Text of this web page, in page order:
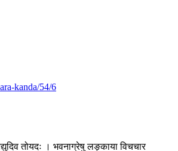
kanda/54/6
तोयदः । भवनाग्रेषु लङ्काया विचचार